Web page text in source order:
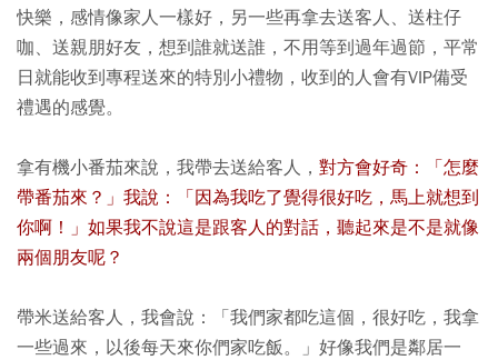
快樂，感情像家人一樣好，另一些再拿去送客人、送柱仔
咖、送親朋好友，想到誰就送誰，不用等到過年過節，平常
日就能收到專程送來的特別小禮物，收到的人會有VIP備受
禮遇的感覺。
拿有機小番茄來說，我帶去送給客人， 對方會好奇：「怎麼
帶番茄來？」我說：「因為我吃了覺得很好吃，馬上就想到
你啊！」如果我不說這是跟客人的對話，聽起來是不是就像
兩個朋友呢？
帶米送給客人，我會說：「我們家都吃這個，很好吃，我拿
一些過來，以後每天來你們家吃飯。」好像我們是鄰居一